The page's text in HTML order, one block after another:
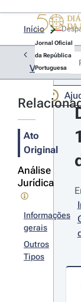
Jornal Oficial
da República
Portuguesa
Início
Voltar
Ato
Original
Análise
Jurídica
Informações
gerais
Outros
Tipos